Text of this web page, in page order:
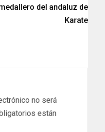
del andaluz de
Karate
no será
están